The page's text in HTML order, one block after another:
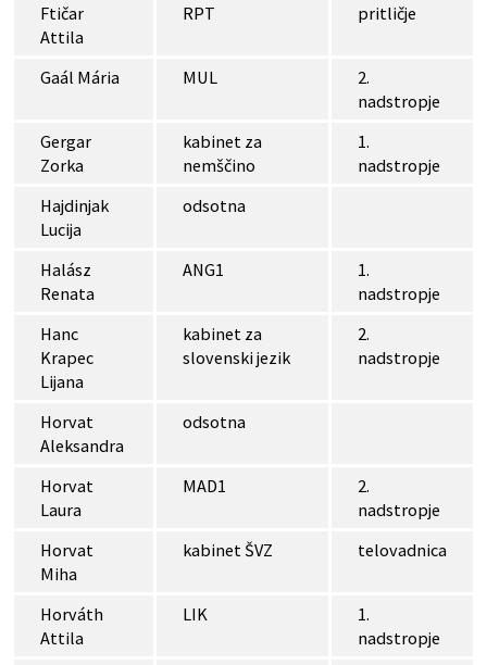
Ftičar
Attila
RPT pritličje
Gaál Mária MUL
2.
nadstropje
Gergar
Zorka
kabinet za
nemščino
1.
nadstropje
Hajdinjak
Lucija
odsotna
Halász
Renata
ANG1
1.
nadstropje
Hanc
Krapec
Lijana
kabinet za
slovenski jezik
2.
nadstropje
Horvat
Aleksandra
odsotna
Horvat
Laura
MAD1
2.
nadstropje
Horvat
Miha
kabinet ŠVZ telovadnica
Horváth
Attila
LIK
1.
nadstropje